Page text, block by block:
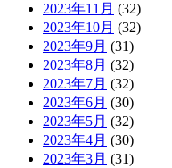
2023年11月 (32)
2023年10月 (32)
2023年9月 (31)
2023年8月 (32)
2023年7月 (32)
2023年6月 (30)
2023年5月 (32)
2023年4月 (30)
2023年3月 (31)